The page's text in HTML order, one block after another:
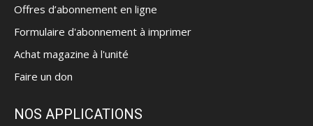
Offres d’abonnement en ligne
Formulaire d'abonnement à imprimer
Achat magazine à l'unité
Faire un don
NOS APPLICATIONS